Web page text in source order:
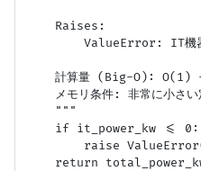
    Raises:
ValueError: IT機器
計算量 (Big-O): O(1) -
メモリ条件: 非常に小さい
    """
    if it_power_kw <= 0:
raise
return